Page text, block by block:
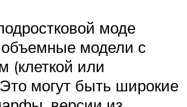
моде
модели с
(клеткой или
могут быть широкие